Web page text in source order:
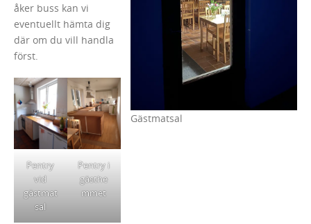
Gästmatsal
åker buss kan vi
eventuellt hämta dig
där om du vill handla
först.
Pentry
vid
gästmat
sal
Pentry i
gästhe
mmet